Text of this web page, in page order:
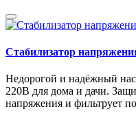
Стабилизатор
Недорогой и надёжный
220В для дома и дачи.
напряжения и фильтрует